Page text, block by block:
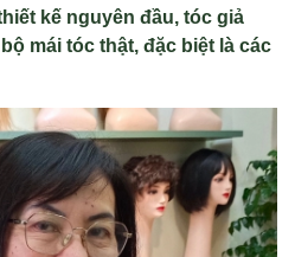
kế nguyên đầu, tóc giả
mái tóc thật, đặc biệt là các